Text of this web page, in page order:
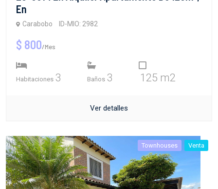
En
Carabobo ID-MIO: 2982
$ 800/Mes
Habitaciones 3 Baños 3 125 m2
Ver detalles
Townhouses Venta